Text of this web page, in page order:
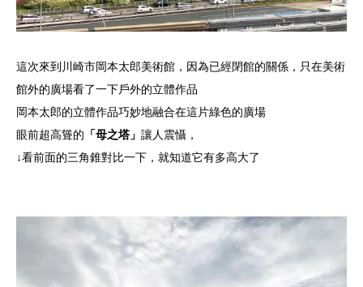
這次來到川崎市岡本太郎美術館，因為已經閉館的關係，只在美術
館外的廣場看了一下戶外的立體作品
岡本太郎的立體作品巧妙地融合在這片綠色的廣場
眼前超高聳的 「母之塔」 讓人震懾，
↓看前面的三角錐對比一下，就知道它有多高大了